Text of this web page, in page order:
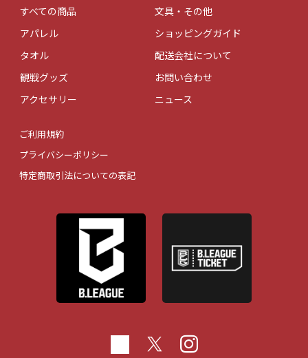
すべての商品
アパレル
タオル
観戦グッズ
アクセサリー
文具・その他
ショッピングガイド
配送会社について
お問い合わせ
ニュース
ご利用規約
プライバシーポリシー
特定商取引法についての表記